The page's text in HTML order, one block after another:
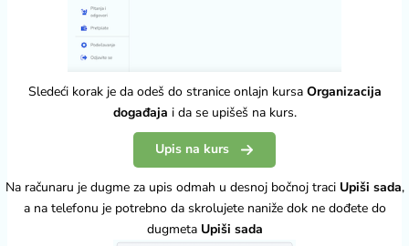
Sledeći korak je da odeš do stranice onlajn kursa Organizacija
događaja i da se upišeš na kurs.
Upis na kurs
Na računaru je dugme za upis odmah u desnoj bočnoj traci Upiši sada,
a na telefonu je potrebno da skrolujete naniže dok ne dođete do
dugmeta Upiši sada